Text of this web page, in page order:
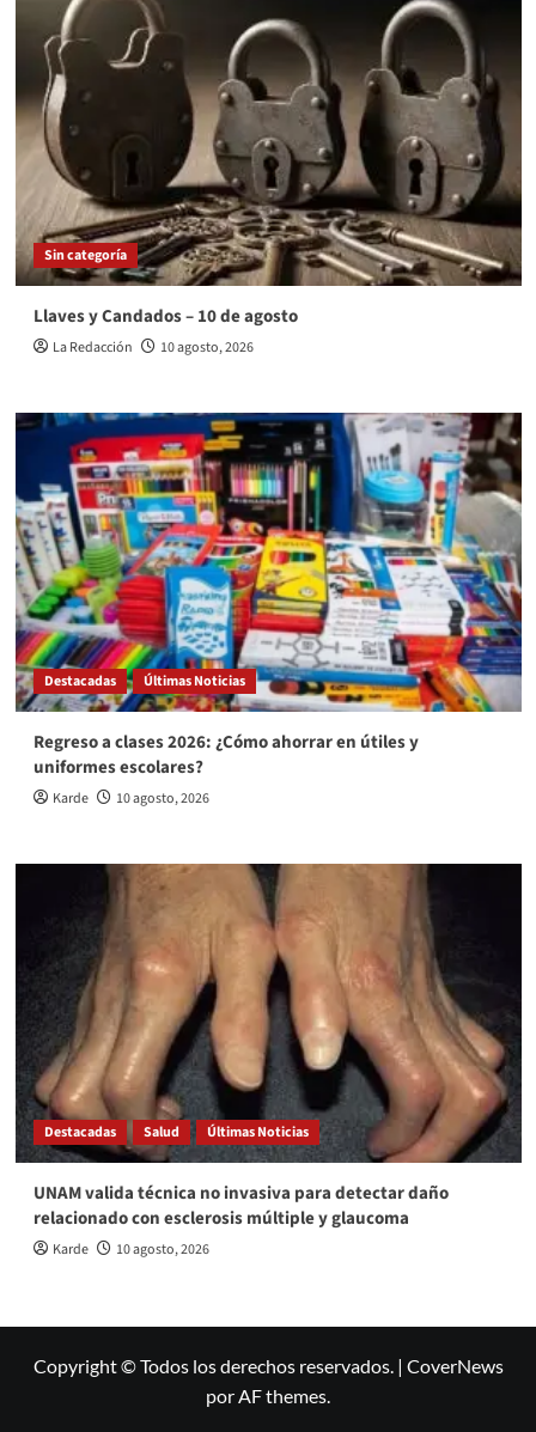
Sin categoría
Llaves y Candados – 10 de agosto
La Redacción 10 agosto, 2026
Destacadas Últimas Noticias
Regreso a clases 2026: ¿Cómo ahorrar en útiles y
uniformes escolares?
Karde 10 agosto, 2026
Destacadas Salud Últimas Noticias
UNAM valida técnica no invasiva para detectar daño
relacionado con esclerosis múltiple y glaucoma
Karde 10 agosto, 2026
Copyright © Todos los derechos reservados. | CoverNews
por AF themes.